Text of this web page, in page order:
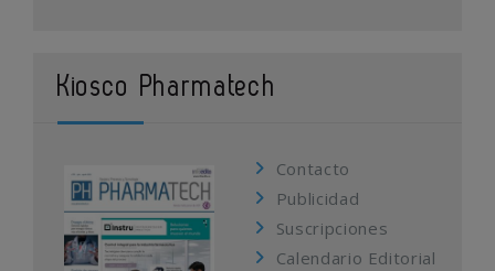
Kiosco Pharmatech
Contacto
Publicidad
Suscripciones
Calendario Editorial